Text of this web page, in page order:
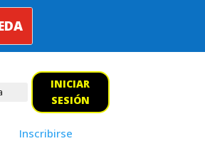
INICIAR
SESIÓN
Inscribirse